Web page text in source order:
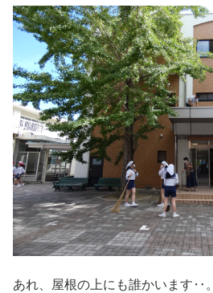
あれ、屋根の上にも誰かいます‥。